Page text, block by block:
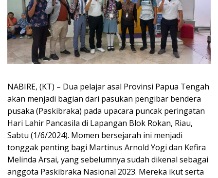
NABIRE, (KT) – Dua pelajar asal Provinsi Papua Tengah
akan menjadi bagian dari pasukan pengibar bendera
pusaka (Paskibraka) pada upacara puncak peringatan
Hari Lahir Pancasila di Lapangan Blok Rokan, Riau,
Sabtu (1/6/2024). Momen bersejarah ini menjadi
tonggak penting bagi Martinus Arnold Yogi dan Kefira
Melinda Arsai, yang sebelumnya sudah dikenal sebagai
anggota Paskibraka Nasional 2023. Mereka ikut serta